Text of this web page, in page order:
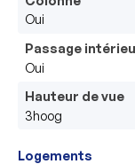
Oui
Passage
Oui
Hauteur de vue
3hoog
Logements